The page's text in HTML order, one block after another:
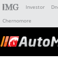
Investor
Chernomore